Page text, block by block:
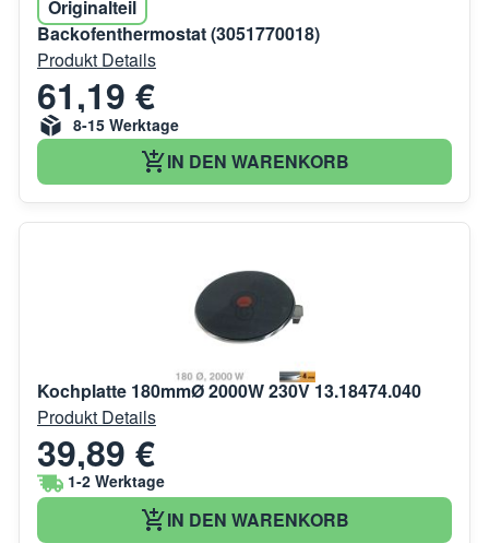
Originalteil
Backofenthermostat (3051770018)
Produkt Details
61,19 €
8-15 Werktage
IN DEN WARENKORB
Kochplatte 180mmØ 2000W 230V 13.18474.040
Produkt Details
39,89 €
1-2 Werktage
IN DEN WARENKORB